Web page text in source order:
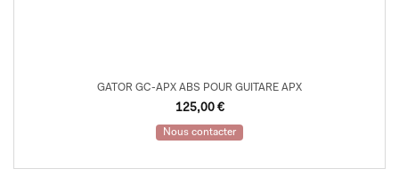
GATOR GC-APX ABS POUR GUITARE APX
125,00 €
Nous contacter